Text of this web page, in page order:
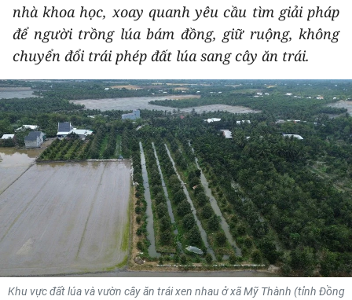
THẾ GIỚI
THỂ THAO
GIÁO DỤC
Y TẾ
KHOA HỌC - CÔNG NGHỆ
MÔI TRƯỜNG
BẠN ĐỌC
KIỂM CHỨNG THÔNG TIN
nhà khoa học, xoay quanh yêu cầu tìm giải pháp
để người trồng lúa bám đồng, giữ ruộng, không
chuyển đổi trái phép đất lúa sang cây ăn trái.
Khu vực đất lúa và vườn cây ăn trái xen nhau ở xã Mỹ Thành (tỉnh Đồng